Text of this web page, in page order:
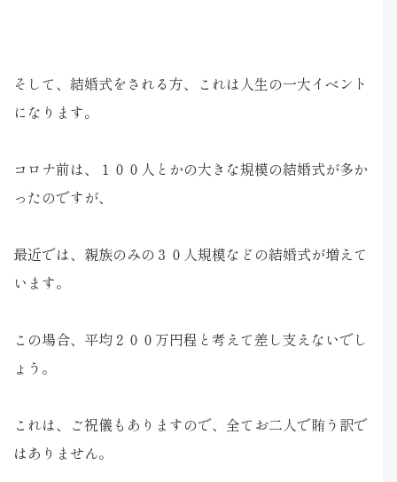
そして、結婚式をされる方、これは人生の一大イベント
になります。
コロナ前は、１００人とかの大きな規模の結婚式が多か
ったのですが、
最近では、親族のみの３０人規模などの結婚式が増えて
います。
この場合、平均２００万円程と考えて差し支えないでし
ょう。
これは、ご祝儀もありますので、全てお二人で賄う訳で
はありません。